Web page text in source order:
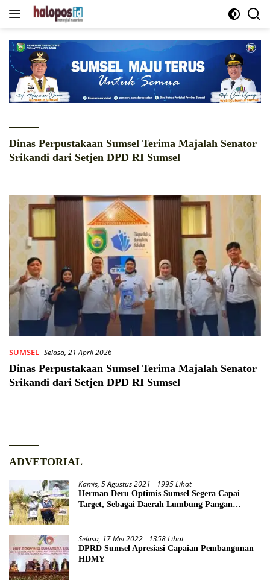
Langsung
Dinas Perpustakaan Sumsel Terima Majalah Senator
Srikandi dari Setjen DPD RI Sumsel
SUMSEL Selasa, 21 April 2026
Dinas Perpustakaan Sumsel Terima Majalah Senator
Srikandi dari Setjen DPD RI Sumsel
ADVETORIAL
Kamis, 5 Agustus 2021 1995 Lihat
Herman Deru Optimis Sumsel Segera Capai
Target, Sebagai Daerah Lumbung Pangan
Selasa, 17 Mei 2022 1358 Lihat
DPRD Sumsel Apresiasi Capaian Pembangunan
HDMY